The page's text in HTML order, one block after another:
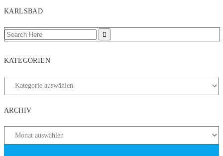
KARLSBAD
KATEGORIEN
ARCHIV